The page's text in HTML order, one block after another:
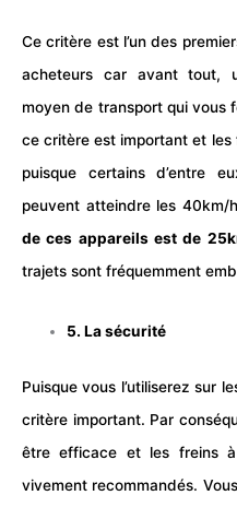
Ce critère est l’un des
acheteurs car avant tout,
moyen de transport qui vous
ce critère est important et les
puisque certains d’entre
peuvent atteindre les 40km/
de ces appareils est de
trajets sont fréquemment
5. La sécurité
Puisque vous l’utiliserez sur
critère important. Par
être efficace et les freins
vivement recommandés.